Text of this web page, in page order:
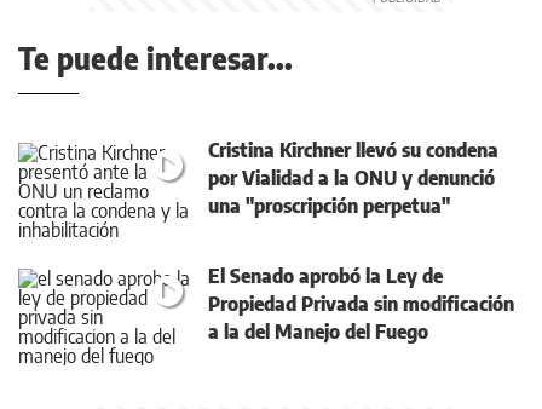
Te puede interesar...
Cristina Kirchner llevó su condena
por Vialidad a la ONU y denunció
una "proscripción perpetua"
El Senado aprobó la Ley de
Propiedad Privada sin modificación
a la del Manejo del Fuego